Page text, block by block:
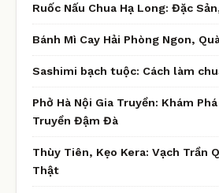
Ruốc Nấu Chua Hạ Long: Đặc
Bánh Mì Cay Hải Phòng Ngon,
Sashimi bạch tuộc: Cách làm
Phở Hà Nội Gia Truyền: Khám
Truyền Đậm Đà
Thùy Tiên, Kẹo Kera: Vạch Trần
Thật